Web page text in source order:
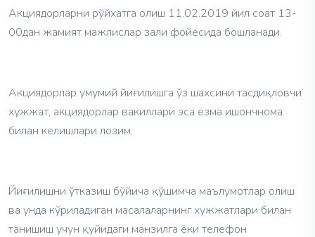
Акциядорларни рўйхатга олиш 11.02.2019 йил соат 13-
00дан жамият мажлислар зали фойесида бошланади.
Акциядорлар умумий йиғилишга ўз шахсини тасдиқловчи
хужжат, акциядорлар вакиллари эса ёзма ишончнома
билан келишлари лозим.
Йиғилишни ўтказиш бўйича қўшимча маълумотлар олиш
ва унда кўриладиган масалаларнинг хужжатлари билан
танишиш учун қуйидаги манзилга ёки телефон